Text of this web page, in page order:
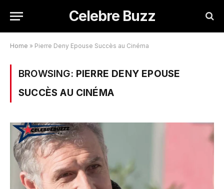
Celebre Buzz
Home » Pierre Deny Epouse Succès au Cinéma
BROWSING: PIERRE DENY EPOUSE
SUCCÈS AU CINÉMA